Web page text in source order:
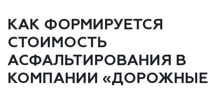
КАК ФОРМИРУЕТСЯ
СТОИМОСТЬ
АСФАЛЬТИРОВАНИЯ В
КОМПАНИИ «ДОРОЖНЫЕ